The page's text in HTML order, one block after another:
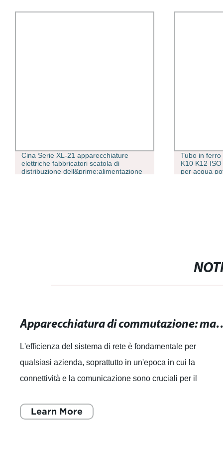
Cina Serie XL-21 apparecchiature
elettriche fabbricatori scatola di
distribuzione dell&prime;alimentazione
Tubo in ferro
K10 K12
per acqua
Apparecchiatura di
L'efficienza del sistema di rete è fondamentale per
qualsiasi azienda, soprattutto in un'epoca in cui la
connettività e la comunicazione sono cruciali per il
Learn More